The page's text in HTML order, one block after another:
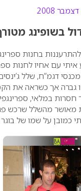
בשופינג
בחנות
איתי עם אחיו לחנות
דגמ”ח, שלל
אך כשראה את
במלאי,
מאושר מהשלל שרכש
כמובן על שמו של